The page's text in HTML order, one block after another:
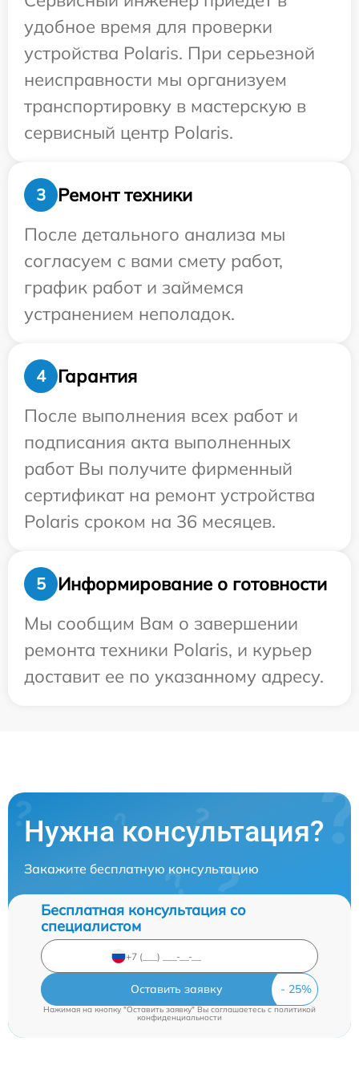
удобное время для проверки
устройства Polaris. При серьезной
неисправности мы организуем
транспортировку в мастерскую в
сервисный центр Polaris.
3
Ремонт техники
После детального анализа мы
согласуем с вами смету работ,
график работ и займемся
устранением неполадок.
4
Гарантия
После выполнения всех работ и
подписания акта выполненных
работ Вы получите фирменный
сертификат на ремонт устройства
Polaris сроком на 36 месяцев.
5
Информирование о готовности
Мы сообщим Вам о завершении
ремонта техники Polaris, и курьер
доставит ее по указанному адресу.
Нужна консультация?
Закажите бесплатную консультацию
Бесплатная консультация со
специалистом
Оставить заявку
Нажимая на кнопку "Оставить заявку" Вы соглашаетесь cполитикой
конфиденциальности